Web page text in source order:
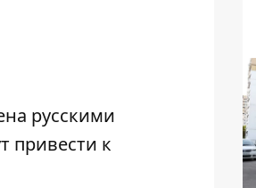
русскими
привести к